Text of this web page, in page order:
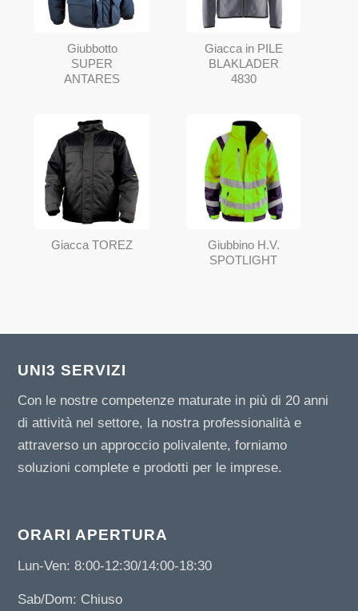
Giubbotto
SUPER
ANTARES
Giacca in PILE
BLAKLADER
4830
Giacca TOREZ
Giubbino H.V.
SPOTLIGHT
UNI3 SERVIZI
Con le nostre competenze maturate in più di 20 anni
di attività nel settore, la nostra professionalità e
attraverso un approccio polivalente, forniamo
soluzioni complete e prodotti per le imprese.
ORARI APERTURA
Lun-Ven: 8:00-12:30/14:00-18:30
Sab/Dom: Chiuso